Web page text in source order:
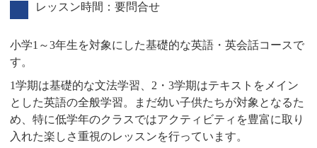
レッスン時間：要問合せ
小学1～3年生を対象にした基礎的な英語・英会話コースで
す。
1学期は基礎的な文法学習、2・3学期はテキストをメイン
とした英語の全般学習。まだ幼い子供たちが対象となるた
め、特に低学年のクラスではアクティビティを豊富に取り
入れた楽しさ重視のレッスンを行っています。